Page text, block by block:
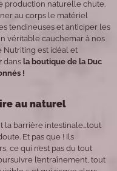
production naturelle chute.
au corps le matériel
tendineuses et anticiper les
véritable cauchemar à nos
Nutriting est idéal et
dans la boutique de la Duc
!
au naturel
la barrière intestinale…tout
Et pas que ! Ils
ce qui n’est pas du tout
l’entraînement, tout